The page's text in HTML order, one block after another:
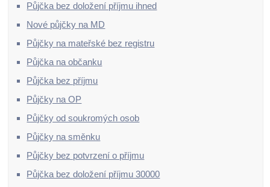
Půjčka bez doložení příjmu ihned
Nové půjčky na MD
Půjčky na mateřské bez registru
Půjčka na občanku
Půjčka bez příjmu
Půjčky na OP
Půjčky od soukromých osob
Půjčky na směnku
Půjčky bez potvrzení o příjmu
Půjčka bez doložení příjmu 30000